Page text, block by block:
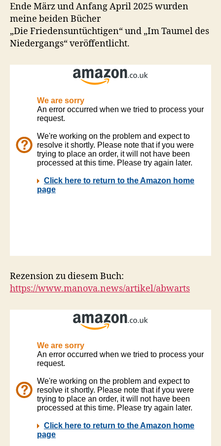
Ende März und Anfang April 2025 wurden
meine beiden Bücher
„Die Friedensuntüchtigen“ und „Im Taumel des
Niedergangs“ veröffentlicht.
Rezension zu diesem Buch:
https://www.manova.news/artikel/abwarts